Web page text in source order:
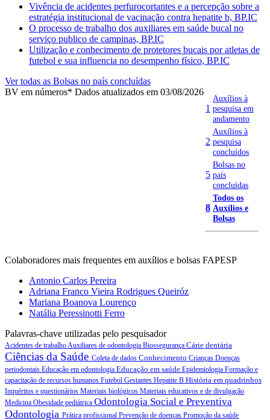
Vivência de acidentes perfurocortantes e a percepção sobre a
estratégia institucional de vacinação contra hepatite b, BP.IC
O processo de trabalho dos auxiliares em saúde bucal no
serviço publico de campinas, BP.IC
Utilização e conhecimento de protetores bucais por atletas de
futebol e sua influencia no desempenho físico, BP.IC
Ver todas as Bolsas no país concluídas
BV em números* Dados atualizados em 03/08/2026
1
Auxílios à
pesquisa em
andamento
2
Auxílios à
pesquisa
concluídos
5
Bolsas no
país
concluídas
8
Todos os
Auxílios e
Bolsas
Colaboradores mais frequentes em auxílios e bolsas FAPESP
Antonio Carlos Pereira
Adriana Franco Vieira Rodrigues Queiróz
Mariana Boanova Lourenço
Natália Peressinotti Ferro
Palavras-chave utilizadas pelo pesquisador
Acidentes de trabalho Auxiliares de odontologia Biossegurança Cárie dentária
Ciências da Saúde Coleta de dados Conhecimento Crianças Doenças
periodontais Educação em odontologia Educação em saúde Epidemiologia Formação e
capacitação de recursos humanos Futebol Gestantes Hepatite B História em quadrinhos
Inquéritos e questionários Materiais biológicos Materiais educativos e de divulgação
Medicina Obesidade pediátrica Odontologia Social e Preventiva
Odontologia Prática profissional Prevenção de doenças Promoção da saúde